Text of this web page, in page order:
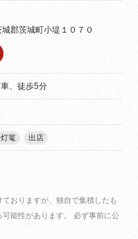
郡茨城町小堤１０７０
、徒歩5分
篭 出店
おりますが、独自で集積したも
能性があります。 必ず事前に公